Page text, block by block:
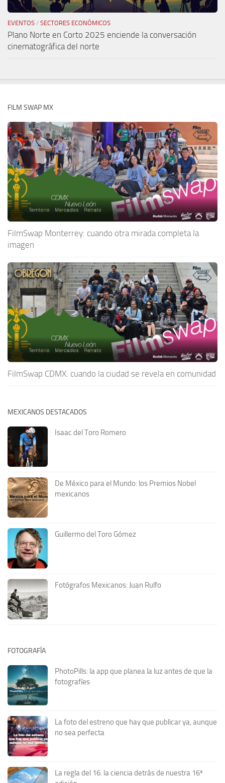
EVENTOS / SECTORES ECONÓMICOS
Plano Norte en Corto 2025 enciende la conversación
cinematográfica del norte
FILM SWAP MX
FilmSwap Monterrey: cuando otra mirada completa la
imagen
FilmSwap CDMX: cuando la ciudad se revela en comunidad
MEXICANOS DESTACADOS
Isaac del Toro Romero
De México para el Mundo: los Premios Nobel
mexicanos
Guillermo del Toro Gómez
Fotógrafos Mexicanos: Juan Rulfo
FOTOGRAFÍA
PhotoPills: la app que planea la luz antes de que la
fotografíes
La foto del estreno que hay que publicar ya, aunque
no sea perfecta
La regla del 16: la ciencia detrás de nuestra 16ª